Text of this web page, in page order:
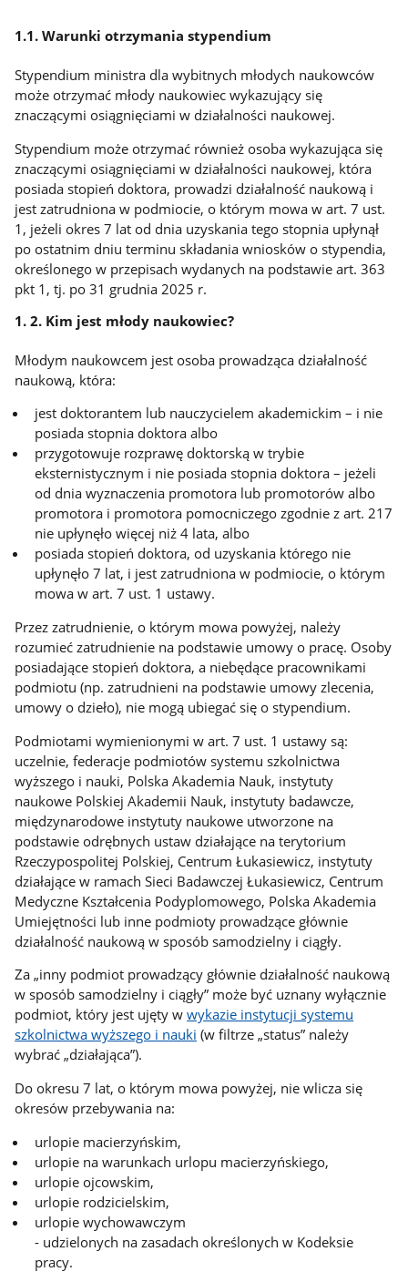
1.1. Warunki otrzymania stypendium
Stypendium ministra dla wybitnych młodych naukowców
może otrzymać młody naukowiec wykazujący się
znaczącymi osiągnięciami w działalności naukowej.
Stypendium może otrzymać również osoba wykazująca się
znaczącymi osiągnięciami w działalności naukowej, która
posiada stopień doktora, prowadzi działalność naukową i
jest zatrudniona w podmiocie, o którym mowa w art. 7 ust.
1, jeżeli okres 7 lat od dnia uzyskania tego stopnia upłynął
po ostatnim dniu terminu składania wniosków o stypendia,
określonego w przepisach wydanych na podstawie art. 363
pkt 1, tj. po 31 grudnia 2025 r.
1. 2. Kim jest młody naukowiec?
Młodym naukowcem jest osoba prowadząca działalność
naukową, która:
jest doktorantem lub nauczycielem akademickim – i nie
posiada stopnia doktora albo
przygotowuje rozprawę doktorską w trybie
eksternistycznym i nie posiada stopnia doktora – jeżeli
od dnia wyznaczenia promotora lub promotorów albo
promotora i promotora pomocniczego zgodnie z art. 217
nie upłynęło więcej niż 4 lata, albo
posiada stopień doktora, od uzyskania którego nie
upłynęło 7 lat, i jest zatrudniona w podmiocie, o którym
mowa w art. 7 ust. 1 ustawy.
Przez zatrudnienie, o którym mowa powyżej, należy
rozumieć zatrudnienie na podstawie umowy o pracę. Osoby
posiadające stopień doktora, a niebędące pracownikami
podmiotu (np. zatrudnieni na podstawie umowy zlecenia,
umowy o dzieło), nie mogą ubiegać się o stypendium.
Podmiotami wymienionymi w art. 7 ust. 1 ustawy są:
uczelnie, federacje podmiotów systemu szkolnictwa
wyższego i nauki, Polska Akademia Nauk, instytuty
naukowe Polskiej Akademii Nauk, instytuty badawcze,
międzynarodowe instytuty naukowe utworzone na
podstawie odrębnych ustaw działające na terytorium
Rzeczypospolitej Polskiej, Centrum Łukasiewicz, instytuty
działające w ramach Sieci Badawczej Łukasiewicz, Centrum
Medyczne Kształcenia Podyplomowego, Polska Akademia
Umiejętności lub inne podmioty prowadzące głównie
działalność naukową w sposób samodzielny i ciągły.
Za „inny podmiot prowadzący głównie działalność naukową
w sposób samodzielny i ciągły” może być uznany wyłącznie
podmiot, który jest ujęty wwykazie instytucji systemu
szkolnictwa wyższego i nauki (w filtrze „status” należy
wybrać „działająca”).
Do okresu 7 lat, o którym mowa powyżej, nie wlicza się
okresów przebywania na:
urlopie macierzyńskim,
urlopie na warunkach urlopu macierzyńskiego,
urlopie ojcowskim,
urlopie rodzicielskim,
urlopie wychowawczym
- udzielonych na zasadach określonych w Kodeksie
pracy.